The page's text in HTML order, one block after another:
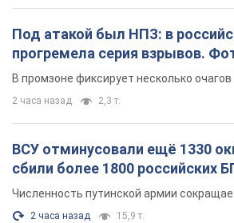
Под атакой был НПЗ: в
прогремела серия взрывов.
В промзоне фиксирует несколько
2 часа назад 2,3 т.
ВСУ отминусовали ещё 1330
сбили более 1800 российских
Численность путинской армии
2 часа назад 15,9 т.